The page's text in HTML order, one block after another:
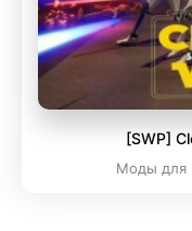
[SWP]
Моды для